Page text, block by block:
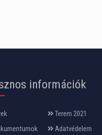
információk
Terem 2021
Adatvédelem